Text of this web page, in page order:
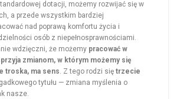
dotacji, możemy rozwijać się w
a przede wszystkim bardziej
nad poprawą komfortu życia i
osób z niepełnosprawnościami.
wdzięczni, że możemy pracować w
zmianom, w którym możemy się
troska, ma sens. Z tego rodzi się trzecie
tytułu — zmiana myślenia o
nasze.